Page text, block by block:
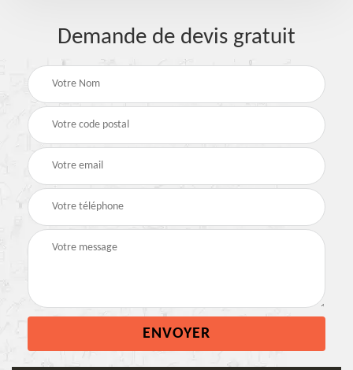
Demande de devis gratuit